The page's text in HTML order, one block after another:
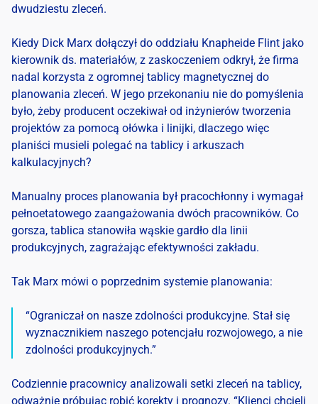
dwudziestu zleceń.
Kiedy Dick Marx dołączył do oddziału Knapheide Flint jako
kierownik ds. materiałów, z zaskoczeniem odkrył, że firma
nadal korzysta z ogromnej tablicy magnetycznej do
planowania zleceń. W jego przekonaniu nie do pomyślenia
było, żeby producent oczekiwał od inżynierów tworzenia
projektów za pomocą ołówka i linijki, dlaczego więc
planiści musieli polegać na tablicy i arkuszach
kalkulacyjnych?
Manualny proces planowania był pracochłonny i wymagał
pełnoetatowego zaangażowania dwóch pracowników. Co
gorsza, tablica stanowiła wąskie gardło dla linii
produkcyjnych, zagrażając efektywności zakładu.
Tak Marx mówi o poprzednim systemie planowania:
“Ograniczał on nasze zdolności produkcyjne. Stał się
wyznacznikiem naszego potencjału rozwojowego, a nie
zdolności produkcyjnych.”
Codziennie pracownicy analizowali setki zleceń na tablicy,
odważnie próbując robić korekty i prognozy. “Klienci chcieli